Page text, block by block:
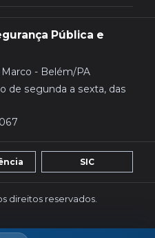
Pública e
- Belém/PA
de segunda a sexta, das
SIC
direitos reservados.